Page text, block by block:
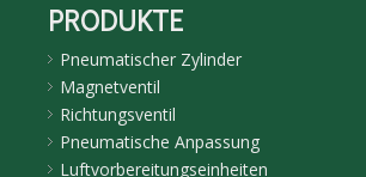
PRODUKTE
Pneumatischer Zylinder
Magnetventil
Richtungsventil
Pneumatische Anpassung
Luftvorbereitungseinheiten